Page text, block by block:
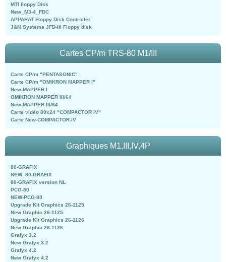
MTI floppy Disk
New_M3-4_FDC
APPARAT Floppy Disk Controller
J&M Systems JFD-III Floppy disk
Cartes CP/m TRS-80 M1/III
Carte CP/m "PENTASONIC"
Carte CP/m "OMIKRON MAPPER I"
New-MAPPER I
OMIKRON MAPPER III/64
New-MAPPER III/64
Carte vidéo 80x24 "COMPACTOR IV"
Carte New-COMPACTOR-IV
Graphiques M1,III,IV,4P
80-GRAFIX
NEW_80-GRAFIX
80-GRAFIX version NL
PCG-80
NEW-PCG-80
Upgrade Kit Graphics 26-1125
New Graphic 26-1125
Upgrade Kit Graphics 26-1126
New Graphic 26-1126
Grafyx 3.2
New Grafyx 3.2
Grafyx 4.2
New Grafyx 4.2